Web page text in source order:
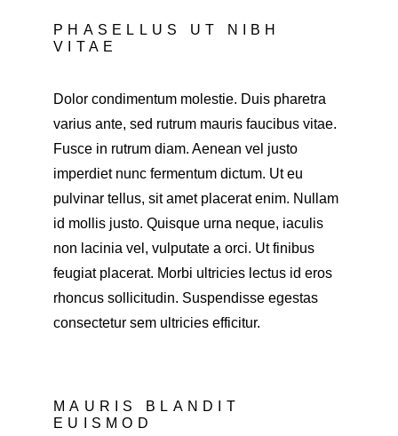
PHASELLUS UT NIBH
VITAE
Dolor condimentum molestie. Duis pharetra
varius ante, sed rutrum mauris faucibus vitae.
Fusce in rutrum diam. Aenean vel justo
imperdiet nunc fermentum dictum. Ut eu
pulvinar tellus, sit amet placerat enim. Nullam
id mollis justo. Quisque urna neque, iaculis
non lacinia vel, vulputate a orci. Ut finibus
feugiat placerat. Morbi ultricies lectus id eros
rhoncus sollicitudin. Suspendisse egestas
consectetur sem ultricies efficitur.
MAURIS BLANDIT
EUISMOD